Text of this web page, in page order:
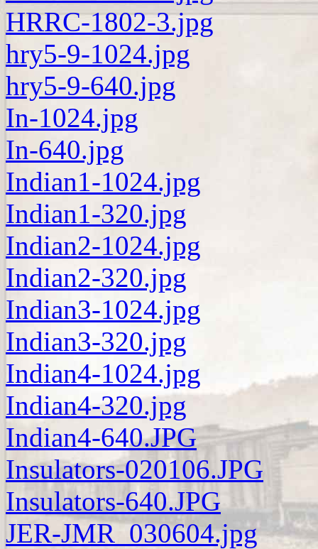
HRRC-1802-3.jpg
hry5-9-1024.jpg
hry5-9-640.jpg
In-1024.jpg
In-640.jpg
Indian1-1024.jpg
Indian1-320.jpg
Indian2-1024.jpg
Indian2-320.jpg
Indian3-1024.jpg
Indian3-320.jpg
Indian4-1024.jpg
Indian4-320.jpg
Indian4-640.JPG
Insulators-020106.JPG
Insulators-640.JPG
JER-JMR_030604.jpg